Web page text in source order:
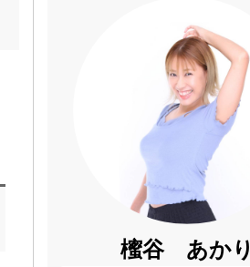
櫁谷 あかり